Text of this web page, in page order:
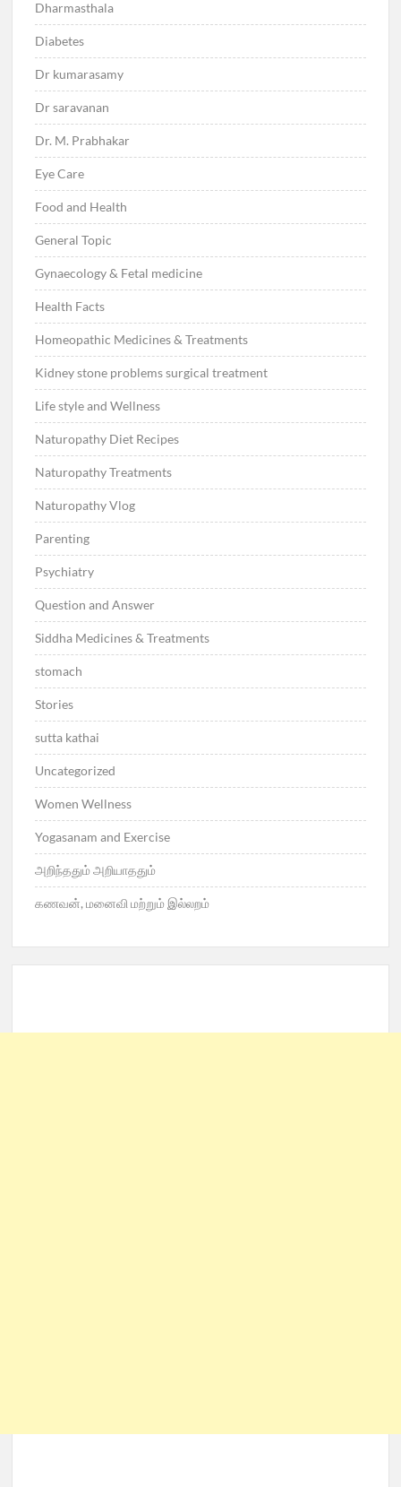
Dharmasthala
Diabetes
Dr kumarasamy
Dr saravanan
Dr. M. Prabhakar
Eye Care
Food and Health
General Topic
Gynaecology & Fetal medicine
Health Facts
Homeopathic Medicines & Treatments
Kidney stone problems surgical treatment
Life style and Wellness
Naturopathy Diet Recipes
Naturopathy Treatments
Naturopathy Vlog
Parenting
Psychiatry
Question and Answer
Siddha Medicines & Treatments
stomach
Stories
sutta kathai
Uncategorized
Women Wellness
Yogasanam and Exercise
அறிந்ததும் அறியாததும்
கணவன், மனைவி மற்றும் இல்லறம்